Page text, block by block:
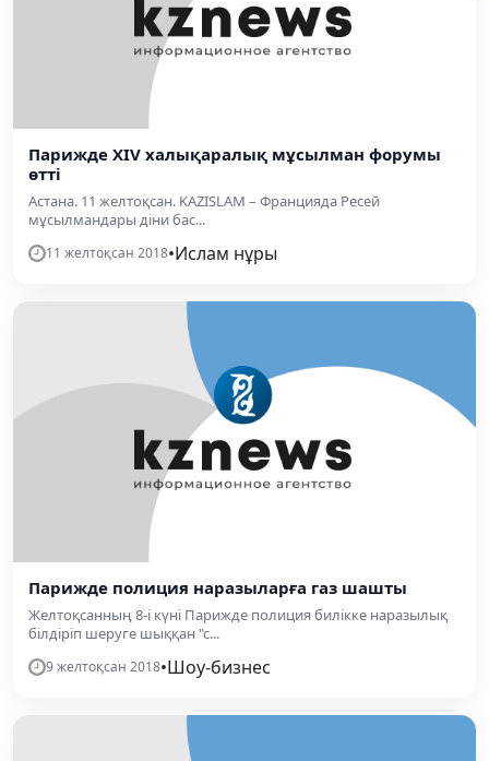
Парижде XIV халықаралық мұсылман форумы
өтті
Астана. 11 желтоқсан. KAZISLAM – Францияда Ресей
мұсылмандары діни бас...
11 желтоқсан 2018•Ислам нұры
Парижде полиция наразыларға газ шашты
Желтоқсанның 8-і күні Парижде полиция билікке наразылық
білдіріп шеруге шыққан "с...
9 желтоқсан 2018•Шоу-бизнес